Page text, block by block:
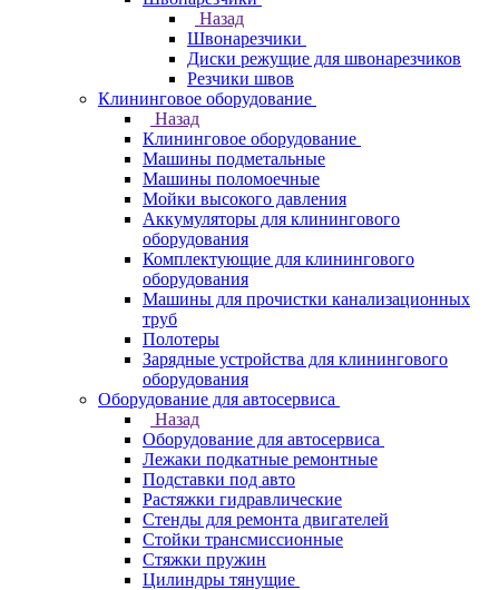
Назад
Швонарезчики
Диски режущие для швонарезчиков
Резчики швов
Клининговое оборудование
Назад
Клининговое оборудование
Машины подметальные
Машины поломоечные
Мойки высокого давления
Аккумуляторы для клинингового
оборудования
Комплектующие для клинингового
оборудования
Машины для прочистки канализационных
труб
Полотеры
Зарядные устройства для клинингового
оборудования
Оборудование для автосервиса
Назад
Оборудование для автосервиса
Лежаки подкатные ремонтные
Подставки под авто
Растяжки гидравлические
Стенды для ремонта двигателей
Стойки трансмиссионные
Стяжки пружин
Цилиндры тянущие